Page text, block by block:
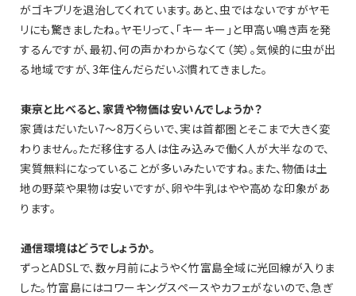
がゴキブリを退治してくれています。あと、虫ではないですがヤモ
リにも驚きましたね。ヤモリって、「キーキー」と甲高い鳴き声を発
するんですが、最初、何の声かわからなくて（笑）。気候的に虫が出
る地域ですが、3年住んだらだいぶ慣れてきました。
――東京と比べると、家賃や物価は安いんでしょうか？
家賃はだいたい7〜8万くらいで、実は首都圏とそこまで大きく変
わりません。ただ移住する人は住み込みで働く人が大半なので、
実質無料になっていることが多いみたいですね。また、物価は土
地の野菜や果物は安いですが、卵や牛乳はやや高めな印象があ
ります。
――通信環境はどうでしょうか。
ずっとADSLで、数ヶ月前にようやく竹富島全域に光回線が入りま
した。竹富島にはコワーキングスペースやカフェがないので、急ぎ